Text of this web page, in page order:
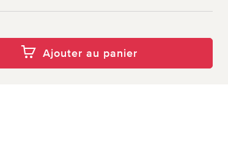
Ajouter au panier